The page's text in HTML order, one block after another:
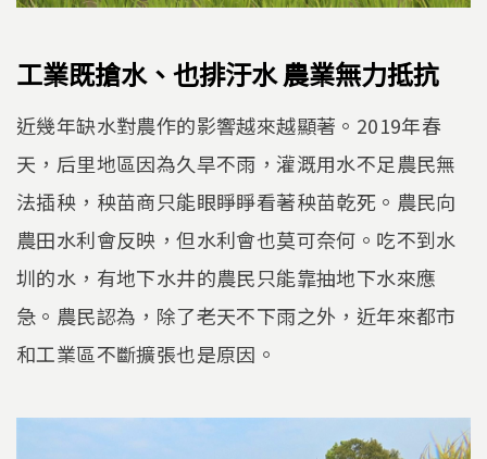
工業既搶水、也排汙水 農業無力抵抗
近幾年缺水對農作的影響越來越顯著。2019年春
天，后里地區因為久旱不雨，灌溉用水不足農民無
法插秧，秧苗商只能眼睜睜看著秧苗乾死。農民向
農田水利會反映，但水利會也莫可奈何。吃不到水
圳的水，有地下水井的農民只能靠抽地下水來應
急。農民認為，除了老天不下雨之外，近年來都市
和工業區不斷擴張也是原因。